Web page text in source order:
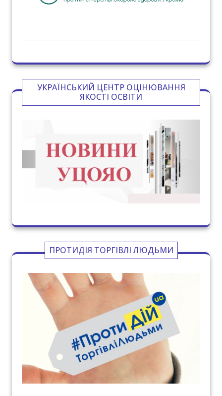
УКРАЇНСЬКИЙ ЦЕНТР ОЦІНЮВАННЯ
ЯКОСТІ ОСВІТИ
ПРОТИДІЯ ТОРГІВЛІ ЛЮДЬМИ